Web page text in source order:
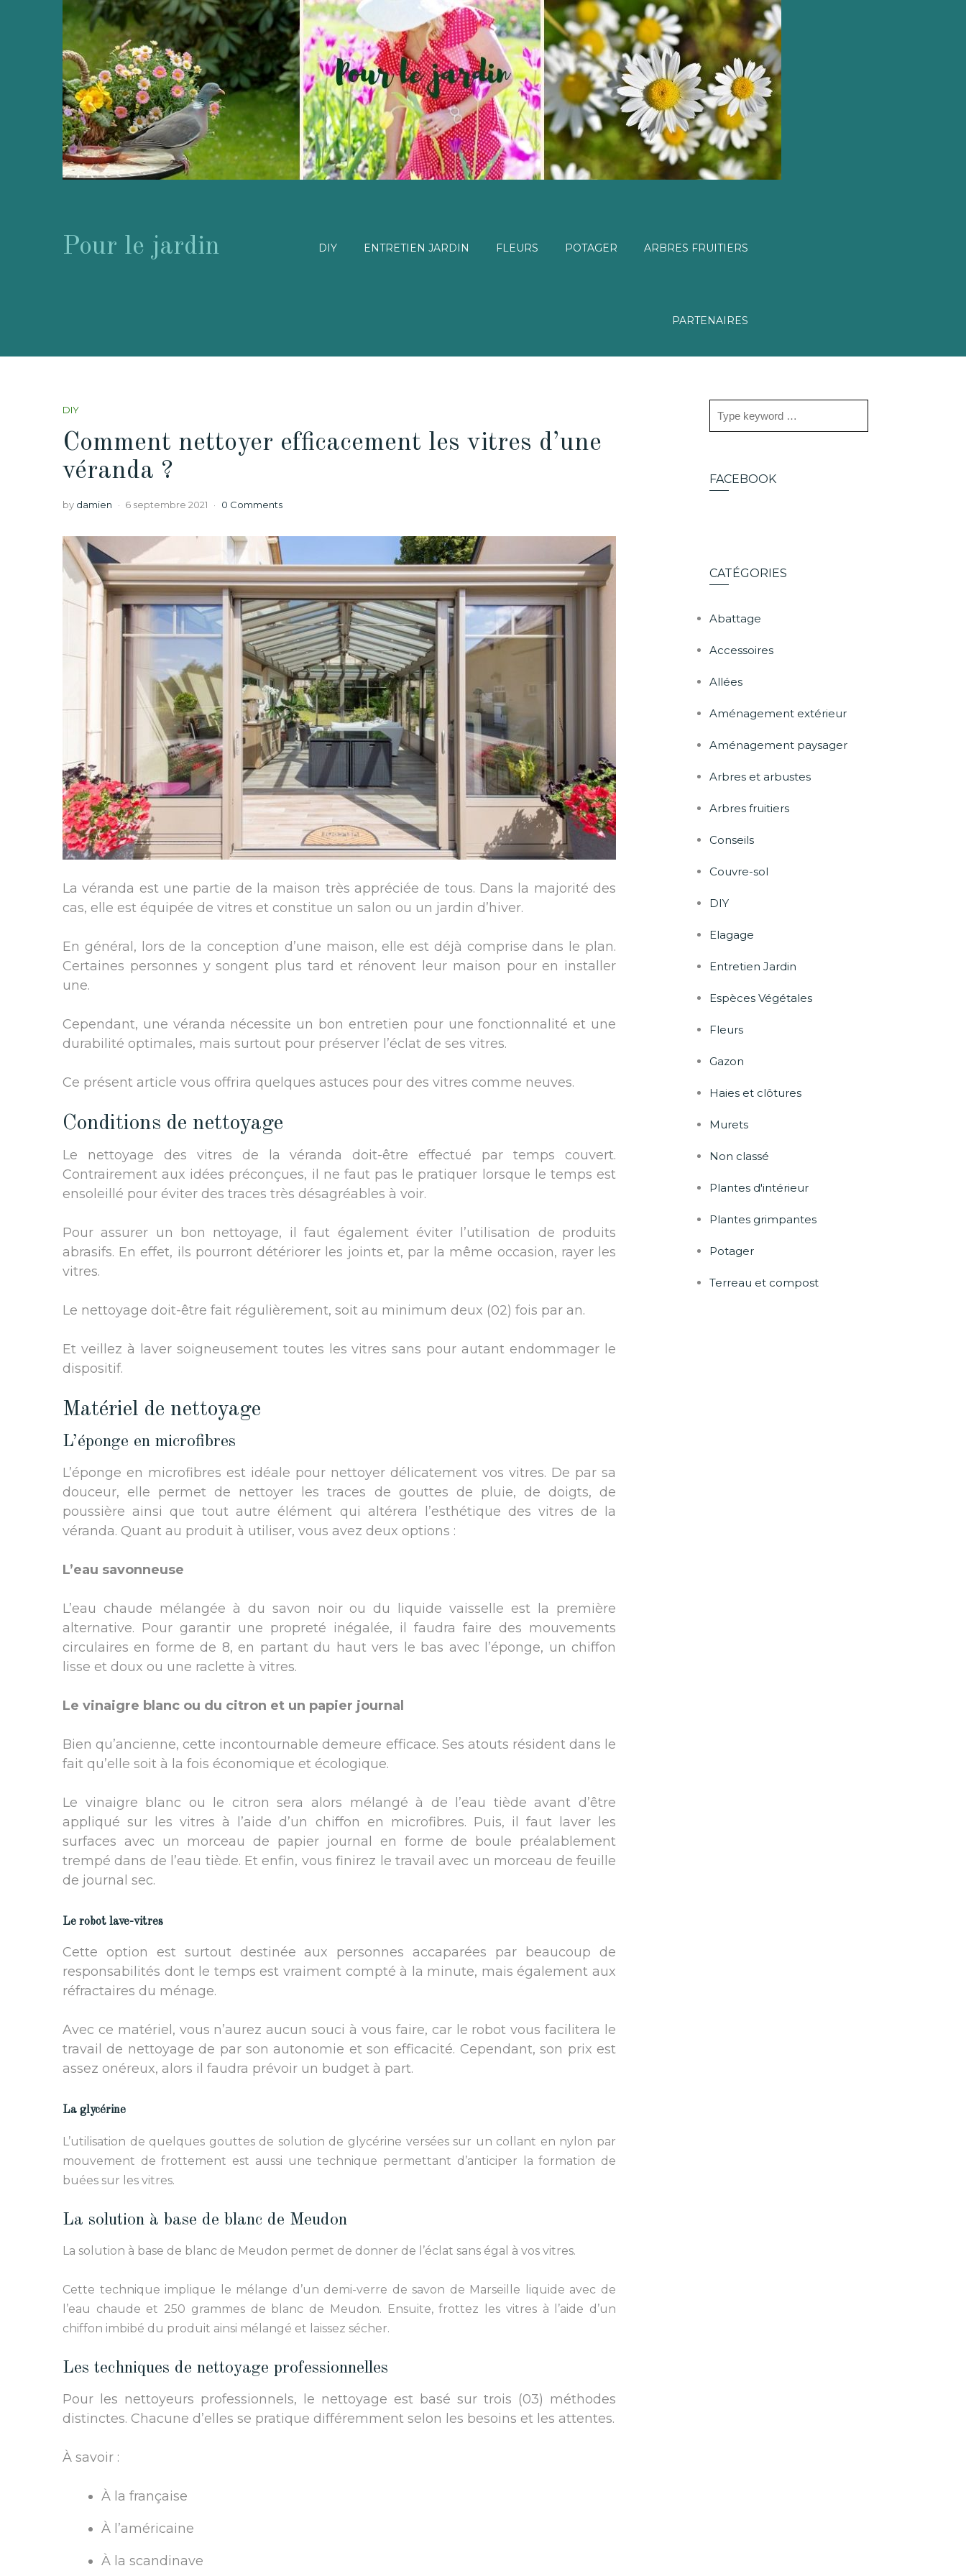
Pour le jardin DIY ENTRETIEN JARDIN FLEURS POTAGER ARBRES FRUITIERS
PARTENAIRES
DIY
Comment nettoyer efficacement les vitres d’une
véranda ?
by damien 6 septembre 2021 0 Comments
La véranda est une partie de la maison très appréciée de tous. Dans la majorité des
cas, elle est équipée de vitres et constitue un salon ou un jardin d’hiver.
En général, lors de la conception d’une maison, elle est déjà comprise dans le plan.
Certaines personnes y songent plus tard et rénovent leur maison pour en installer
une.
Cependant, une véranda nécessite un bon entretien pour une fonctionnalité et une
durabilité optimales, mais surtout pour préserver l’éclat de ses vitres.
Ce présent article vous offrira quelques astuces pour des vitres comme neuves.
Conditions de nettoyage
Le nettoyage des vitres de la véranda doit-être effectué par temps couvert.
Contrairement aux idées préconçues, il ne faut pas le pratiquer lorsque le temps est
ensoleillé pour éviter des traces très désagréables à voir.
Pour assurer un bon nettoyage, il faut également éviter l’utilisation de produits
abrasifs. En effet, ils pourront détériorer les joints et, par la même occasion, rayer les
vitres.
Le nettoyage doit-être fait régulièrement, soit au minimum deux (02) fois par an.
Et veillez à laver soigneusement toutes les vitres sans pour autant endommager le
dispositif.
Matériel de nettoyage
L’éponge en microfibres
L’éponge en microfibres est idéale pour nettoyer délicatement vos vitres. De par sa
douceur, elle permet de nettoyer les traces de gouttes de pluie, de doigts, de
poussière ainsi que tout autre élément qui altérera l’esthétique des vitres de la
véranda. Quant au produit à utiliser, vous avez deux options :
L’eau savonneuse
L’eau chaude mélangée à du savon noir ou du liquide vaisselle est la première
alternative. Pour garantir une propreté inégalée, il faudra faire des mouvements
circulaires en forme de 8, en partant du haut vers le bas avec l’éponge, un chiffon
lisse et doux ou une raclette à vitres.
Le vinaigre blanc ou du citron et un papier journal
Bien qu’ancienne, cette incontournable demeure efficace. Ses atouts résident dans le
fait qu’elle soit à la fois économique et écologique.
Le vinaigre blanc ou le citron sera alors mélangé à de l’eau tiède avant d’être
appliqué sur les vitres à l’aide d’un chiffon en microfibres. Puis, il faut laver les
surfaces avec un morceau de papier journal en forme de boule préalablement
trempé dans de l’eau tiède. Et enfin, vous finirez le travail avec un morceau de feuille
de journal sec.
Le robot lave-vitres
Cette option est surtout destinée aux personnes accaparées par beaucoup de
responsabilités dont le temps est vraiment compté à la minute, mais également aux
réfractaires du ménage.
Avec ce matériel, vous n’aurez aucun souci à vous faire, car le robot vous facilitera le
travail de nettoyage de par son autonomie et son efficacité. Cependant, son prix est
assez onéreux, alors il faudra prévoir un budget à part.
La glycérine
L’utilisation de quelques gouttes de solution de glycérine versées sur un collant en nylon par
mouvement de frottement est aussi une technique permettant d’anticiper la formation de
buées sur les vitres.
La solution à base de blanc de Meudon
La solution à base de blanc de Meudon permet de donner de l’éclat sans égal à vos vitres.
Cette technique implique le mélange d’un demi-verre de savon de Marseille liquide avec de
l’eau chaude et 250 grammes de blanc de Meudon. Ensuite, frottez les vitres à l’aide d’un
chiffon imbibé du produit ainsi mélangé et laissez sécher.
Les techniques de nettoyage professionnelles
Pour les nettoyeurs professionnels, le nettoyage est basé sur trois (03) méthodes
distinctes. Chacune d’elles se pratique différemment selon les besoins et les attentes.
À savoir :
À la française
À l’américaine
À la scandinave
FACEBOOK
CATÉGORIES
Abattage
Accessoires
Allées
Aménagement extérieur
Aménagement paysager
Arbres et arbustes
Arbres fruitiers
Conseils
Couvre-sol
DIY
Elagage
Entretien Jardin
Espèces Végétales
Fleurs
Gazon
Haies et clôtures
Murets
Non classé
Plantes d'intérieur
Plantes grimpantes
Potager
Terreau et compost